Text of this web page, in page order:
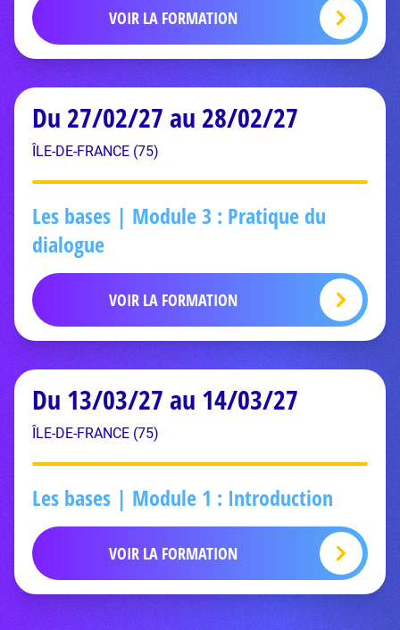
VOIR LA FORMATION
Du 27/02/27 au 28/02/27
ÎLE-DE-FRANCE (75)
Les bases | Module 3 : Pratique du
dialogue
VOIR LA FORMATION
Du 13/03/27 au 14/03/27
ÎLE-DE-FRANCE (75)
Les bases | Module 1 : Introduction
VOIR LA FORMATION